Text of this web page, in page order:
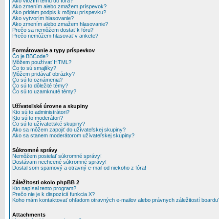
Ako zmením alebo zmažem príspevok?
Ako pridám podpis k môjmu príspevku?
Ako vytvorím hlasovanie?
Ako zmením alebo zmažem hlasovanie?
Prečo sa nemôžem dostať k fóru?
Prečo nemôžem hlasovať v ankete?
Formátovanie a typy príspevkov
Čo je BBCode?
Môžem používať HTML?
Čo to sú smajlíky?
Môžem pridávať obrázky?
Čo sú to oznámenia?
Čo sú to dôležité témy?
Čo sú to uzamknuté témy?
Užívateľské úrovne a skupiny
Kto sú to administrátori?
Kto sú to moderátori?
Čo sú to užívateťské skupiny?
Ako sa môžem zapojiť do užívateľskej skupiny?
Ako sa stanem moderátorom užívateľskej skupiny?
Súkromné správy
Nemôžem posielať súkromné správy!
Dostávam nechcené súkromné správy!
Dostal som spamový a otravný e-mail od niekoho z fóra!
Záležitosti okolo phpBB 2
Kto napísal tento program?
Prečo nie je k dispozícií funkcia X?
Koho mám kontaktovať ohľadom otravných e-mailov alebo právnych záležitostí
Attachments